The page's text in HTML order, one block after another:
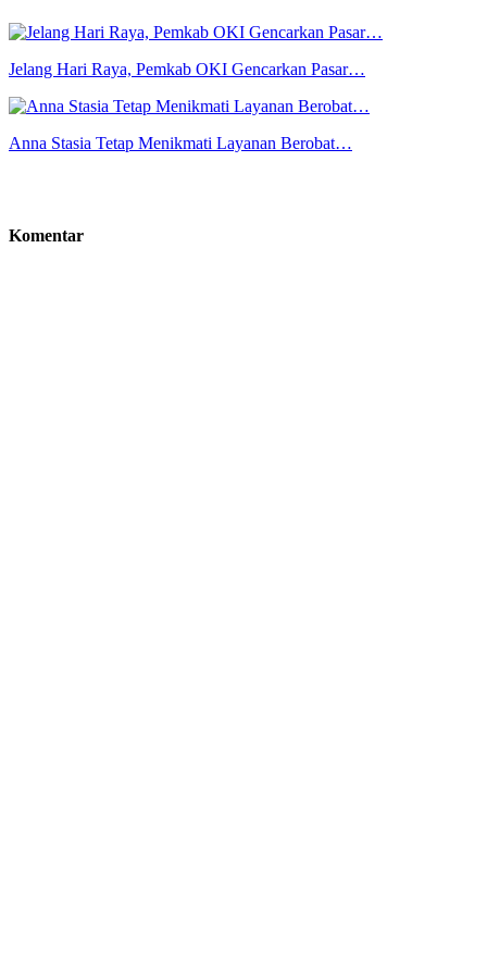
Jelang Hari Raya, Pemkab OKI Gencarkan Pasar…
Anna Stasia Tetap Menikmati Layanan Berobat…
Komentar